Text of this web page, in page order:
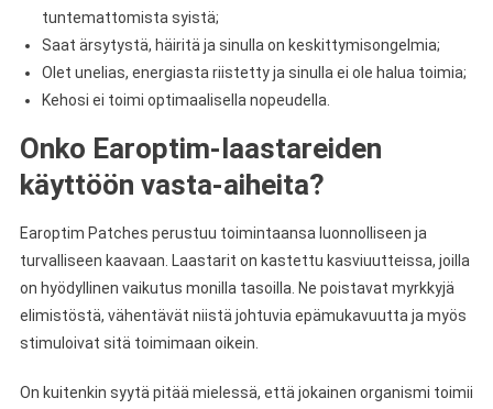
tuntemattomista syistä;
Saat ärsytystä, häiritä ja sinulla on keskittymisongelmia;
Olet unelias, energiasta riistetty ja sinulla ei ole halua toimia;
Kehosi ei toimi optimaalisella nopeudella.
Onko Earoptim-laastareiden
käyttöön vasta-aiheita?
Earoptim Patches perustuu toimintaansa luonnolliseen ja
turvalliseen kaavaan. Laastarit on kastettu kasviuutteissa, joilla
on hyödyllinen vaikutus monilla tasoilla. Ne poistavat myrkkyjä
elimistöstä, vähentävät niistä johtuvia epämukavuutta ja myös
stimuloivat sitä toimimaan oikein.
On kuitenkin syytä pitää mielessä, että jokainen organismi toimii